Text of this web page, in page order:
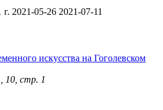
г. 2021-05-26 2021-07-11
искусства на Гоголевском
10, стр. 1